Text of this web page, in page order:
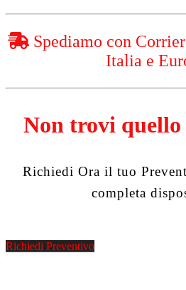
Spediamo con
Italia e
Non trovi quello
Richiedi Ora il tuo
completa
Richiedi Preventivo